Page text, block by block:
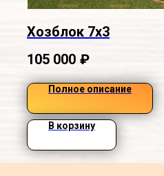
Хозблок 7х3
105 000 ₽
Полное описание
В корзину